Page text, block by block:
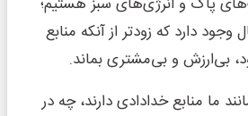
وجود دارد که زودتر از آنکه منابع
بی‌ارزش و بی‌مشتری بماند.
ما منابع خدادادی دارند، چه در